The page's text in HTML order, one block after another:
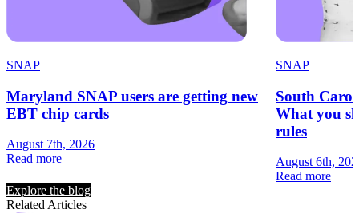
SNAP
Maryland SNAP users are getting new
EBT chip cards
August 7th, 2026
Read more
SNAP
South
What you
rules
August 6th,
Read more
Explore the blog
Related Articles